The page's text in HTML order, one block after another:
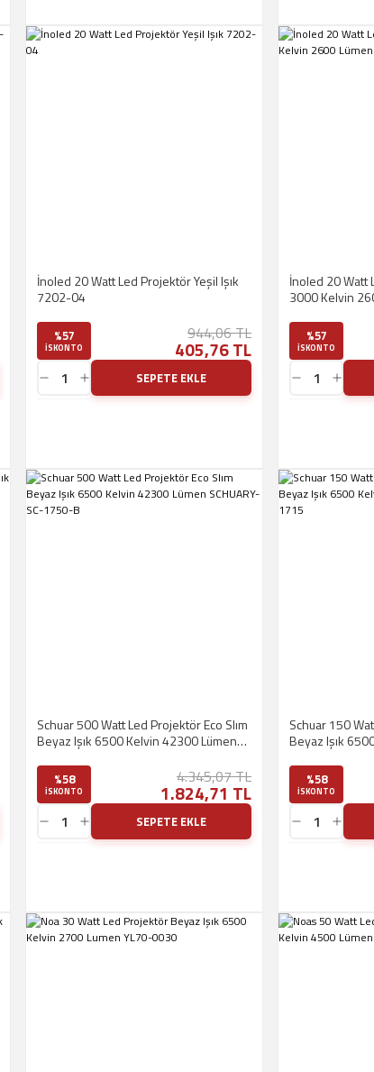
İnoled 20 Watt Led Projektör Yeşil Işık
7202-04
%57
ISKONTO
944,06 TL
405,76 TL
SEPETE EKLE
İnoled 20 Watt
3000 Kelvin
%57
ISKONTO
Schuar 500 Watt Led Projektör Eco Slım
Beyaz Işık 6500 Kelvin 42300 Lümen
%58
ISKONTO
4.345,07 TL
1.824,71 TL
SEPETE EKLE
Schuar 150
Beyaz Işık
%58
ISKONTO